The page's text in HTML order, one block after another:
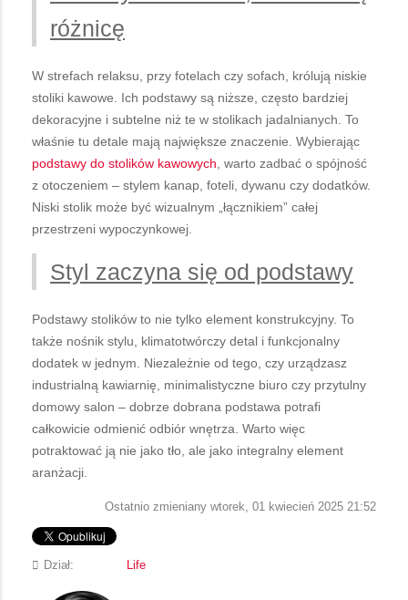
różnicę
W strefach relaksu, przy fotelach czy sofach, królują niskie
stoliki kawowe. Ich podstawy są niższe, często bardziej
dekoracyjne i subtelne niż te w stolikach jadalnianych. To
właśnie tu detale mają największe znaczenie. Wybierając
podstawy do stolików kawowych , warto zadbać o spójność
z otoczeniem – stylem kanap, foteli, dywanu czy dodatków.
Niski stolik może być wizualnym „łącznikiem” całej
przestrzeni wypoczynkowej.
Styl zaczyna się od podstawy
Podstawy stolików to nie tylko element konstrukcyjny. To
także nośnik stylu, klimatotwórczy detal i funkcjonalny
dodatek w jednym. Niezależnie od tego, czy urządzasz
industrialną kawiarnię, minimalistyczne biuro czy przytulny
domowy salon – dobrze dobrana podstawa potrafi
całkowicie odmienić odbiór wnętrza. Warto więc
potraktować ją nie jako tło, ale jako integralny element
aranżacji.
Ostatnio zmieniany wtorek, 01 kwiecień 2025 21:52
Dział: Life